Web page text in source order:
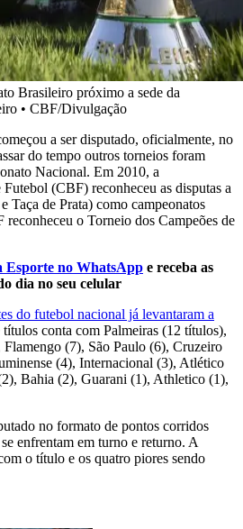
Brasileiro próximo a sede da
• CBF/Divulgação
a ser disputado, oficialmente, no
do tempo outros torneios foram
Nacional. Em 2010, a
(CBF) reconheceu as disputas a
Taça de Prata) como campeonatos
o Torneio dos Campeões de
Esporte no WhatsApp e receba as
dia no seu celular
do futebol nacional já levantaram a
conta com Palmeiras (12 títulos),
(7), São Paulo (6), Cruzeiro
(4), Internacional (3), Atlético
Bahia (2), Guarani (1), Athletico (1),
no formato de pontos corridos
enfrentam em turno e returno. A
o título e os quatro piores sendo